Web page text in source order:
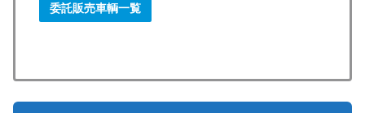
委託販売車輌一覧